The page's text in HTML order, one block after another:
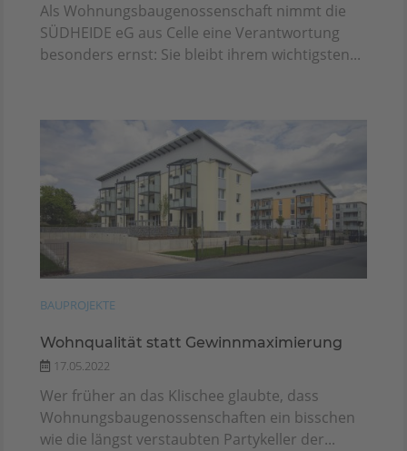
Als Wohnungsbaugenossenschaft nimmt die
SÜDHEIDE eG aus Celle eine Verantwortung
besonders ernst: Sie bleibt ihrem wichtigsten...
BAUPROJEKTE
Wohnqualität statt Gewinnmaximierung
17.05.2022
Wer früher an das Klischee glaubte, dass
Wohnungsbaugenossenschaften ein bisschen
wie die längst verstaubten Partykeller der...